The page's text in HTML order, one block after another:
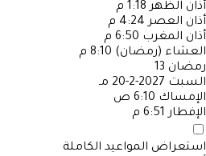
أذان الظهر 1:18 م
أذان العصر 4:24 م
أذان المغرب 6:50 م
العشاء (رمضان) 8:10 م
رمضان 13
السبت 2027-2-20 مـ
الإمساك 6:10 ص
الإفطار 6:51 م
استعراض المواعيد الكاملة